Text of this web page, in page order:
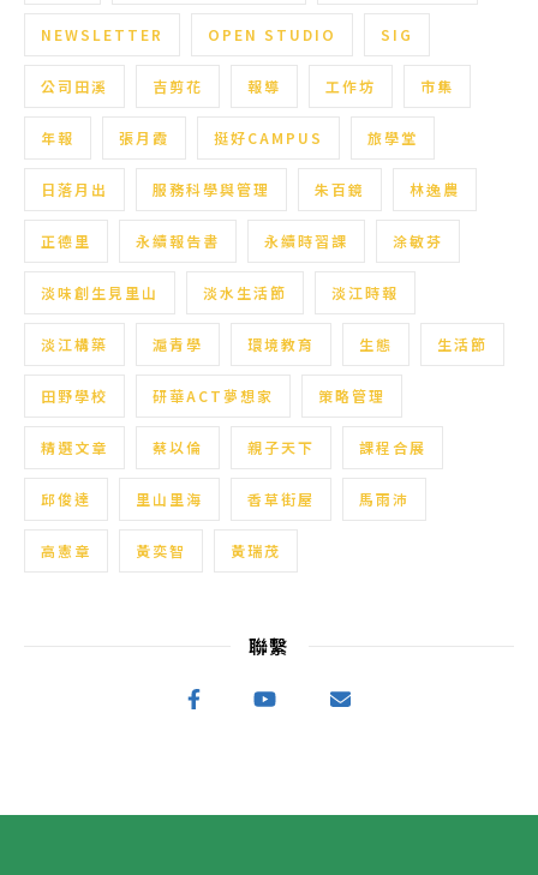
NEWSLETTER OPEN STUDIO SIG
公司田溪 吉剪花 報導 工作坊 市集
年報 張月霞 挺好CAMPUS 旅學堂
日落月出 服務科學與管理 朱百鏡 林逸農
正德里 永續報告書 永續時習課 涂敏芬
淡味創生見里山 淡水生活節 淡江時報
淡江構築 滬青學 環境教育 生態 生活節
田野學校 研華ACT夢想家 策略管理
精選文章 蔡以倫 親子天下 課程合展
邱俊達 里山里海 香草街屋 馬雨沛
高憲章 黃奕智 黃瑞茂
聯繫